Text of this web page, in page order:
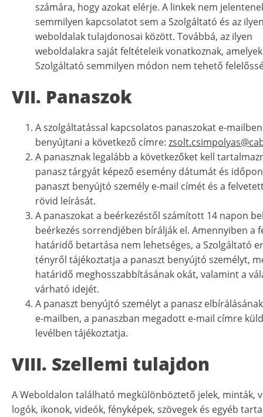
számára, hogy azokat elérje. A linkek nem
semmilyen kapcsolatot sem a Szolgáltató és az
weboldalak tulajdonosai között. Továbbá, az ilyen
weboldalakra saját feltételeik vonatkoznak,
Szolgáltató semmilyen módon nem tehető
VII. Panaszok
A szolgáltatással kapcsolatos panaszokat e-
benyújtani a következő címre:
A panasznak legalább a következőket kell
panasz tárgyát képező esemény dátumát és
panaszt benyújtó személy e-mail címét és a
rövid leírását.
A panaszokat a beérkezéstől számított 14 napon
beérkezés sorrendjében bírálják el. Amennyiben a
határidő betartása nem lehetséges, a Szolgáltató
tényről tájékoztatja a panaszt benyújtó személyt,
határidő meghosszabbításának okát, valamint a
várható idejét.
A panaszt benyújtó személyt a panasz
e-mailben, a panaszban megadott e-mail címre
levélben tájékoztatja.
VIII. Szellemi tulajdon
A Weboldalon található megkülönböztető jelek, minták,
logók, ikonok, videók, fényképek, szövegek és egyéb